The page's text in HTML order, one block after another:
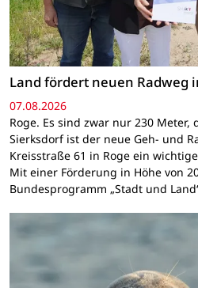
Land fördert neuen Radweg
07.08.2026
Roge. Es sind zwar nur 230
Sierksdorf ist der neue Geh- und
Kreisstraße 61 in Roge ein
Mit einer Förderung in Höhe von
Bundesprogramm „Stadt und